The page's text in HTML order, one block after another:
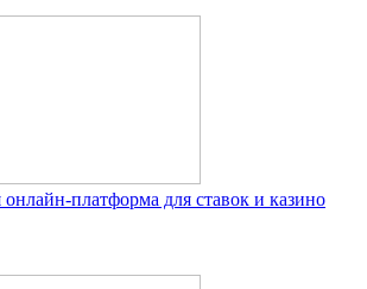
платформа для ставок и казино